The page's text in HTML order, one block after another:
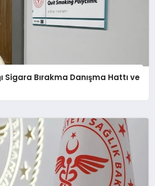
Sigara Bırakma Danışma Hattı ve